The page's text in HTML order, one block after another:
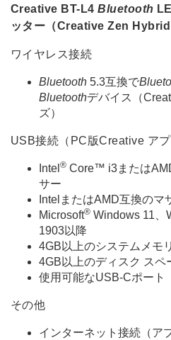
Creative BT-L4Bluetooth
ッター（Creative Zen
ワイヤレス接続
Bluetooth 5.3互換で
Bluetoothデバイス（
ズ）
USB接続（PC版Creative アプ
Intel ® Core™ i3または
サー
IntelまたはAMD互換のマ
Microsoft® Windows 11、
1903以降
4GB以上のシステムメモ
4GB以上のディスク スペ
使用可能なUSB-Cポート
その他
インターネット接続（ア